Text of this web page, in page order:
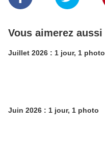
Vous aimerez aussi
Juillet 2026 : 1 jour, 1 photo
Juin 2026 : 1 jour, 1 photo